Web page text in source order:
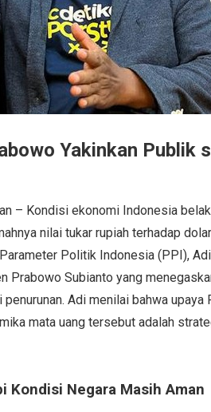
Yakinkan Publik
– Kondisi ekonomi Indonesia
nilai tukar rupiah terhadap
Politik Indonesia (PPI),
Prabowo Subianto yang
Adi menilai bahwa
mata uang tersebut adalah
Kondisi Negara Masih Aman